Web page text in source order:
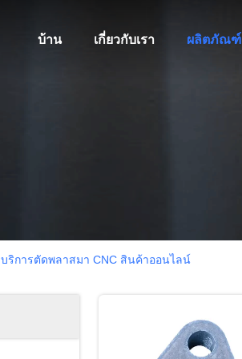
บ้าน เกี่ยวกับเรา ผลิตภัณฑ์
บริการตัดพลาสมา CNC สินค้าออนไลน์